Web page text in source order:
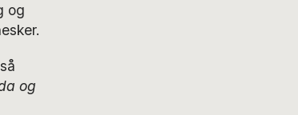
og
og